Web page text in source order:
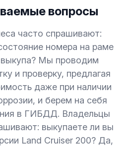
вопросы
часто спрашивают:
номера на раме
выкупа? Мы проводим
и проверку, предлагая
даже при наличии
и берем на себя
в ГИБДД. Владельцы
выкупаете ли вы
Land Cruiser 200? Да,